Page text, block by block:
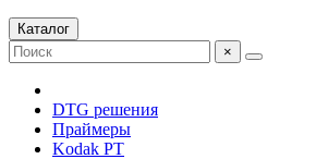
Каталог
×
DTG решения
Праймеры
Kodak PT